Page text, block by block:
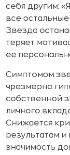
себя другим:
все
Звезда
теряет
ее
Симптомом
чрезмерно
собственной
личного
Снижается
результатам и
значимость